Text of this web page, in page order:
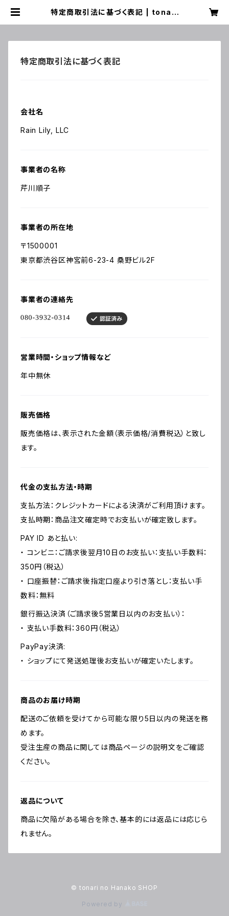
特定商取引法に基づく表記 | tonari
特定商取引法に基づく表記
会社名
Rain Lily, LLC
事業者の名称
芹川順子
事業者の所在地
〒1500001
東京都渋谷区神宮前6-23-4 桑野ビル2F
事業者の連絡先
営業時間・ショップ情報など
年中無休
販売価格
販売価格は、表示された金額（表示価格/消費税込）と致し
ます。
代金の支払方法・時期
支払方法：クレジットカードによる決済がご利用頂けます。
支払時期：商品注文確定時でお支払いが確定致します。
PAY ID あと払い:
・ コンビニ：ご請求後翌月10日のお支払い：支払い手数料：
350円（税込）
・ 口座振替：ご請求後指定口座より引き落とし：支払い手
数料：無料
銀行振込決済（ご請求後5営業日以内のお支払い）：
・ 支払い手数料：360円（税込）
PayPay決済:
・ ショップにて発送処理後お支払いが確定いたします。
商品のお届け時期
配送のご依頼を受けてから可能な限り5日以内の発送を務
めます。
受注生産の商品に関しては商品ページの説明文をご確認
ください。
返品について
商品に欠陥がある場合を除き、基本的には返品には応じら
れません。
© tonari no Hanako SHOP
Powered by